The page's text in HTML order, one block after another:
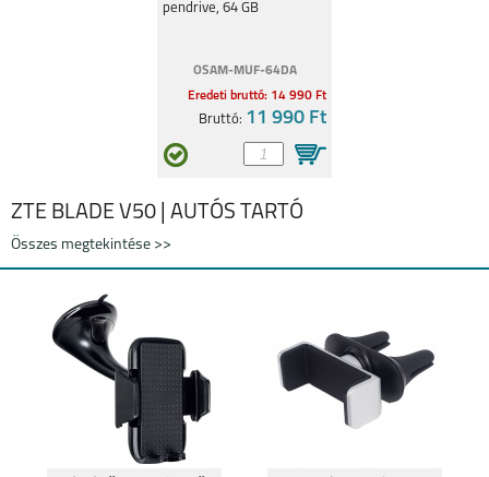
pendrive, 64 GB
OSAM-MUF-64DA
Eredeti bruttó: 14 990 Ft
Bruttó: 11 990 Ft
ZTE BLADE V50 | AUTÓS TARTÓ
Összes megtekintése >>